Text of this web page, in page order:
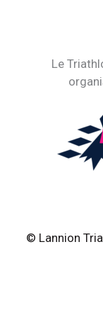
Le
© Lannion